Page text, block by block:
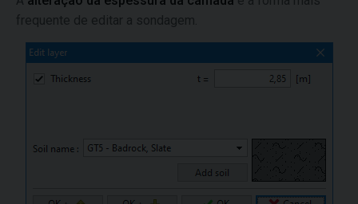
frequente de editar a sondagem.